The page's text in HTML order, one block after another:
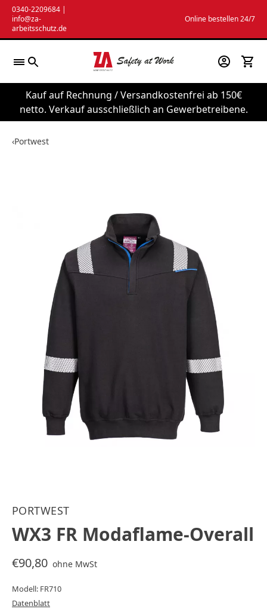
Zum
Inhalt
springen
0340-2209684 |
info@za-
arbeitsschutz.de
Online bestellen 24/7
Kauf auf Rechnung / Versandkostenfrei ab 150€
netto. Verkauf ausschließlich an Gewerbetreibene.
‹Portwest
PORTWEST
WX3 FR Modaflame-Overall
€90,80 ohne MwSt
Modell: FR710
Datenblatt